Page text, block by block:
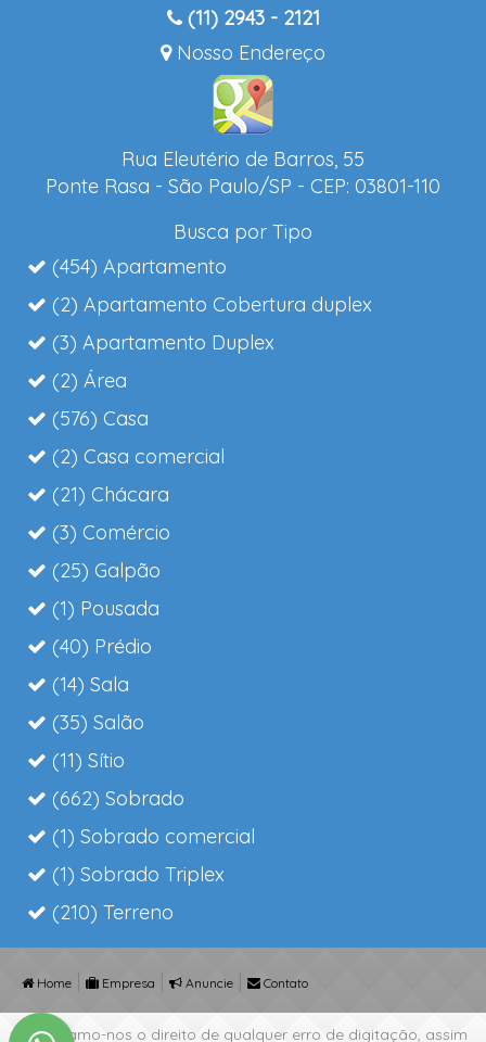
(11) 2943 - 2121
Nosso Endereço
Rua Eleutério de Barros, 55
Ponte Rasa - São Paulo/SP - CEP: 03801-110
Busca por Tipo
(454) Apartamento
(2) Apartamento Cobertura duplex
(3) Apartamento Duplex
(2) Área
(576) Casa
(2) Casa comercial
(21) Chácara
(3) Comércio
(25) Galpão
(1) Pousada
(40) Prédio
(14) Sala
(35) Salão
(11) Sítio
(662) Sobrado
(1) Sobrado comercial
(1) Sobrado Triplex
(210) Terreno
Home Empresa Anuncie Contato
Reservamo-nos o direito de qualquer erro de digitação, assim